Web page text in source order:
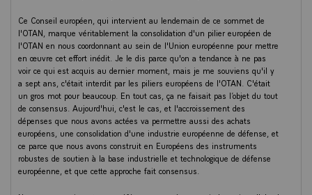
Ce Conseil européen, qui intervient au lendemain de ce sommet de
l'OTAN, marque véritablement la consolidation d'un pilier européen de
l'OTAN en nous coordonnant au sein de l'Union européenne pour mettre
en œuvre cet effort inédit. Je le dis parce qu'on a tendance à ne pas
voir ce qui est acquis au dernier moment, mais je me souviens qu'il y
a sept ans, c'était interdit par les piliers européens de l'OTAN. C'était
un gros mot pour beaucoup. En tout cas, ça ne faisait pas l’objet du tout
de consensus. Aujourd'hui, c'est le cas, et l'accroissement des
dépenses que nous avons actées va permettre aussi des achats
européens, une consolidation d'une industrie européenne de défense, et
ce parce que nous avons construit en Européens des instruments
robustes de soutien à la base industrielle et technologique de défense
européenne, et que cette approche fait consensus.